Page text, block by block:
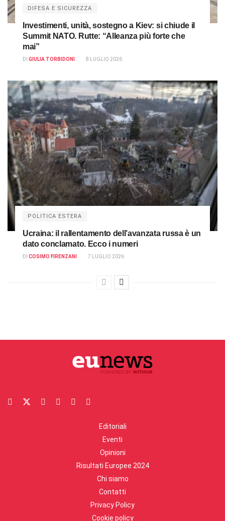
DIFESA E SICUREZZA
Investimenti, unità, sostegno a Kiev: si chiude il
Summit NATO. Rutte: “Alleanza più forte che
mai”
DI GIULIA TORBIDONI 8 LUGLIO 2026
POLITICA ESTERA
Ucraina: il rallentamento dell’avanzata russa è un
dato conclamato. Ecco i numeri
DI COSIMO FIRENZANI 7 LUGLIO 2026
Editoriali
Eventi
Opinioni
Risultati Europee 2024
Chi siamo
Contatti
Privacy Policy
Cookie policy